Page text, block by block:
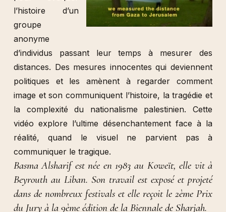
l’histoire d’un
groupe
anonyme
d’individus passant leur temps à mesurer des
distances. Des mesures innocentes qui deviennent
politiques et les amènent à regarder comment
image et son communiquent l’histoire, la tragédie et
la complexité du nationalisme palestinien. Cette
vidéo explore l’ultime désenchantement face à la
réalité, quand le visuel ne parvient pas à
communiquer le tragique.
Basma Alsharif est née en 1983 au Koweït, elle vit à
Beyrouth au Liban. Son travail est exposé et projeté
dans de nombreux festivals et elle reçoit le 2ème Prix
du Jury à la 9ème édition de la Biennale de Sharjah.